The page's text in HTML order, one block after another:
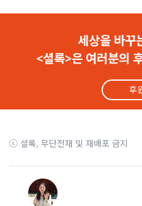
셜록이 ‘진실유포죄’
세상을 바꾸
<셜록>은 여러분의
후
ⓒ 셜록, 무단전재 및 재배포 금지